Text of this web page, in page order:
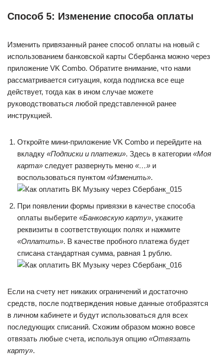
Способ 5: Изменение способа оплаты
Изменить привязанный ранее способ оплаты на новый с
использованием банковской карты Сбербанка можно через
приложение VK Combo. Обратите внимание, что нами
рассматривается ситуация, когда подписка все еще
действует, тогда как в ином случае можете
руководствоваться любой представленной ранее
инструкцией.
Откройте мини-приложение VK Combo и перейдите на
вкладку «Подписки и платежи». Здесь в категории «Моя
карта» следует развернуть меню «…» и
воспользоваться пунктом «Изменить».
При появлении формы привязки в качестве способа
оплаты выберите «Банковскую карту», укажите
реквизиты в соответствующих полях и нажмите
«Оплатить». В качестве пробного платежа будет
списана стандартная сумма, равная 1 рублю.
Если на счету нет никаких ограничений и достаточно
средств, после подтверждения новые данные отобразятся
в личном кабинете и будут использоваться для всех
последующих списаний. Схожим образом можно вовсе
отвязать любые счета, используя опцию «Отвязать
карту».